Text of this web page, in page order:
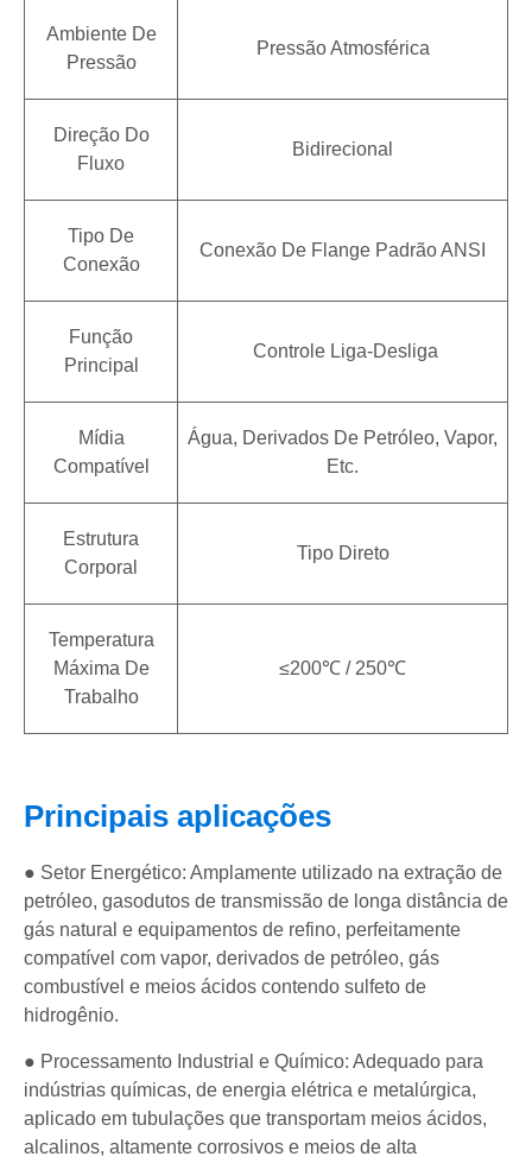
Ambiente De
Pressão
Pressão Atmosférica
Direção Do
Fluxo
Bidirecional
Tipo De
Conexão
Conexão De Flange Padrão ANSI
Função
Principal
Controle Liga-Desliga
Mídia
Compatível
Água, Derivados De Petróleo, Vapor,
Etc.
Estrutura
Corporal
Tipo Direto
Temperatura
Máxima De
Trabalho
≤200℃ / 250℃
Principais aplicações
● Setor Energético: Amplamente utilizado na extração de
petróleo, gasodutos de transmissão de longa distância de
gás natural e equipamentos de refino, perfeitamente
compatível com vapor, derivados de petróleo, gás
combustível e meios ácidos contendo sulfeto de
hidrogênio.
● Processamento Industrial e Químico: Adequado para
indústrias químicas, de energia elétrica e metalúrgica,
aplicado em tubulações que transportam meios ácidos,
alcalinos, altamente corrosivos e meios de alta